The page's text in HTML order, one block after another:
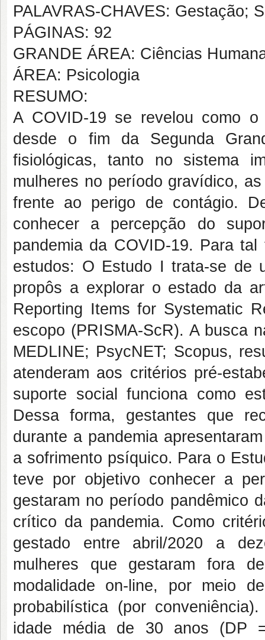
PALAVRAS-CHAVES: Gestação;
PÁGINAS: 92
GRANDE ÁREA: Ciências
ÁREA: Psicologia
RESUMO:
A COVID-19 se revelou como o
desde o fim da Segunda
fisiológicas, tanto no sistema
mulheres no período gravídico,
frente ao perigo de contágio.
conhecer a percepção do
pandemia da COVID-19. Para
estudos: O Estudo I trata-se de
propôs a explorar o estado da
Reporting Items for Systematic
escopo (PRISMA-ScR). A busca
MEDLINE; PsycNET; Scopus,
atenderam aos critérios pré-
suporte social funciona como
Dessa forma, gestantes que
durante a pandemia
a sofrimento psíquico. Para o
teve por objetivo conhecer a
gestaram no período pandêmico
crítico da pandemia. Como
gestado entre abril/2020 a
mulheres que gestaram fora
modalidade on-line, por meio
probabilística (por
idade média de 30 anos (DP